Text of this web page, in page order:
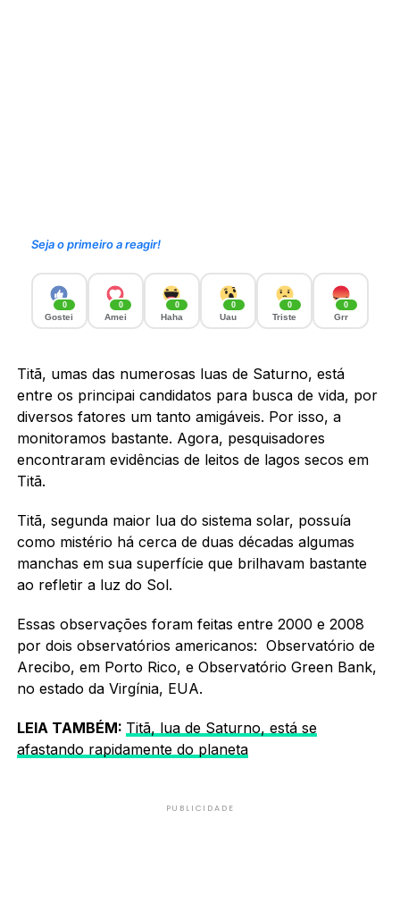
Seja o primeiro a reagir!
0
Gostei
0
Amei
0
Haha
0
Uau
0
Triste
0
Grr
Titã, umas das numerosas luas de Saturno, está
entre os principai candidatos para busca de vida, por
diversos fatores um tanto amigáveis. Por isso, a
monitoramos bastante. Agora, pesquisadores
encontraram evidências de leitos de lagos secos em
Titã.
Titã, segunda maior lua do sistema solar, possuía
como mistério há cerca de duas décadas algumas
manchas em sua superfície que brilhavam bastante
ao refletir a luz do Sol.
Essas observações foram feitas entre 2000 e 2008
por dois observatórios americanos: Observatório de
Arecibo, em Porto Rico, e Observatório Green Bank,
no estado da Virgínia, EUA.
LEIA TAMBÉM: Titã, lua de Saturno, está se
afastando rapidamente do planeta
PUBLICIDADE